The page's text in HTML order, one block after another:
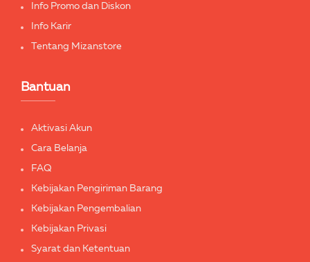
Info Promo dan Diskon
Info Karir
Tentang Mizanstore
Bantuan
Aktivasi Akun
Cara Belanja
FAQ
Kebijakan Pengiriman Barang
Kebijakan Pengembalian
Kebijakan Privasi
Syarat dan Ketentuan